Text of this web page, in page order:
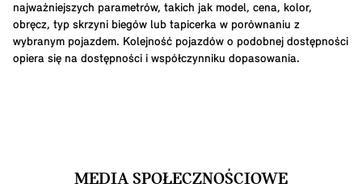
najważniejszych parametrów, takich jak model, cena, kolor,
obręcz, typ skrzyni biegów lub tapicerka w porównaniu z
wybranym pojazdem. Kolejność pojazdów o podobnej dostępności
opiera się na dostępności i współczynniku dopasowania.
MEDIA SPOŁECZNOŚCIOWE